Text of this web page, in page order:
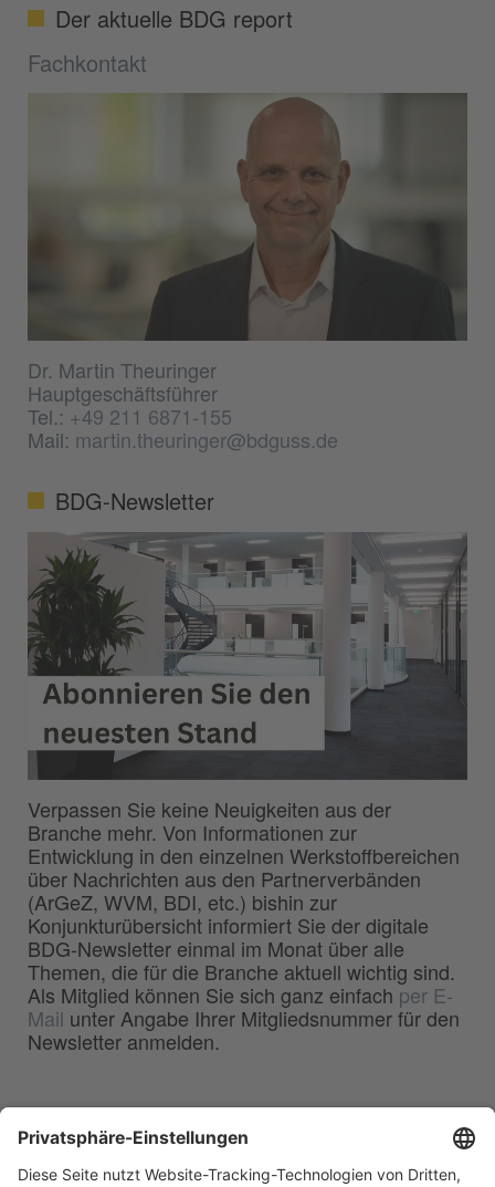
Der aktuelle BDG report
Fachkontakt
Dr. Martin Theuringer
Hauptgeschäftsführer
Tel.:+49 211 6871-155
Mail: martin.theuringer@bdguss.de
BDG-Newsletter
Verpassen Sie keine Neuigkeiten aus der
Branche mehr. Von Informationen zur
Entwicklung in den einzelnen Werkstoffbereichen
über Nachrichten aus den Partnerverbänden
(ArGeZ, WVM, BDI, etc.) bishin zur
Konjunkturübersicht informiert Sie der digitale
BDG-Newsletter einmal im Monat über alle
Themen, die für die Branche aktuell wichtig sind.
Als Mitglied können Sie sich ganz einfach per E-
Mail unter Angabe Ihrer Mitgliedsnummer für den
Newsletter anmelden.